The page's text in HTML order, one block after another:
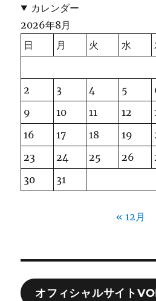
カレンダー
2026年8月
日
月 火 水
2
3 4 5
9
10 11 12
16
17 18 19
23
24 25 26
30
31
« 12月
オフィシャルサイト